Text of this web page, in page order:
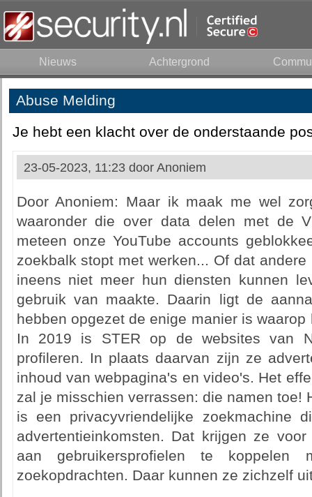
Nieuws Achtergrond
Abuse Melding
Je hebt een klacht over de onderstaande
23-05-2023, 11:23 door Anoniem
Door Anoniem: Maar ik maak me wel
waaronder die over data delen met de
meteen onze YouTube accounts
zoekbalk stopt met werken... Of dat
ineens niet meer hun diensten kunnen
gebruik van maakte. Daarin ligt de
hebben opgezet de enige manier is
In 2019 is STER op de websites van
profileren. In plaats daarvan zijn ze
inhoud van webpagina's en video's. Het
zal je misschien verrassen: die namen toe!
is een privacyvriendelijke zoekmachine
advertentieinkomsten. Dat krijgen ze
aan gebruikersprofielen te
zoekopdrachten. Daar kunnen ze zichzelf